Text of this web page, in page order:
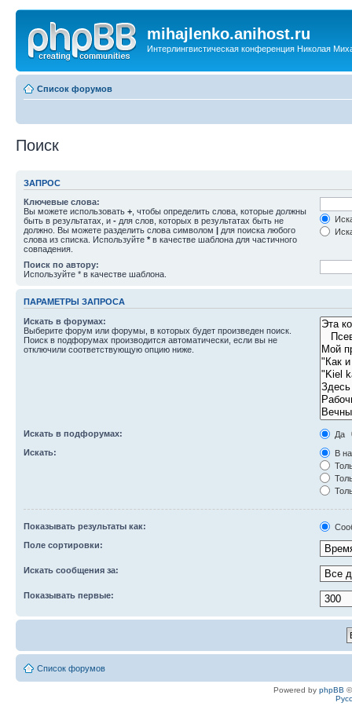
mihajlenko.anihost.ru
Интерлингвистическая конференция Николая
Список форумов
Поиск
ЗАПРОС
Ключевые слова:
Вы можете использовать + , чтобы определить слова, которые должны
быть в результатах, и - для слов, которых в результатах быть не
должно. Вы можете разделить слова символом | для поиска любого
слова из списка. Используйте * в качестве шаблона для частичного
совпадения.
Поиск по автору:
Используйте * в качестве шаблона.
ПАРАМЕТРЫ ЗАПРОСА
Искать в форумах:
Выберите форум или форумы, в которых будет произведен поиск.
Поиск в подфорумах производится автоматически, если вы не
отключили соответствующую опцию ниже.
Искать в подфорумах:
Да
Искать:
В
Показывать результаты как:
Поле сортировки:
Искать сообщения за:
Показывать первые:
Список форумов
Powered by phpBB